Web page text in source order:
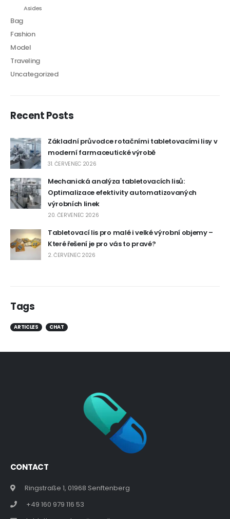
Asides
Bag
Fashion
Model
Traveling
Uncategorized
Recent Posts
Základní průvodce rotačními tabletovacími lisy v
moderní farmaceutické výrobě
31. ČERVENEC 2026
Mechanická analýza tabletovacích lisů:
Optimalizace efektivity automatizovaných
výrobních linek
20. ČERVENEC 2026
Tabletovací lis pro malé i velké výrobní objemy –
Které řešení je pro vás to pravé?
2. ČERVENEC 2026
Tags
ARTICLES CHAT
CONTACT
Ringstraße 1, 01968 Senftenberg
+49 160 979 116 53